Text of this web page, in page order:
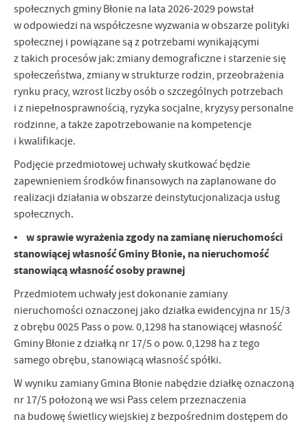
społecznych gminy Błonie na lata 2026-2029 powstał
w odpowiedzi na współczesne wyzwania w obszarze polityki
społecznej i powiązane są z potrzebami wynikającymi
z takich procesów jak: zmiany demograficzne i starzenie się
społeczeństwa, zmiany w strukturze rodzin, przeobrażenia
rynku pracy, wzrost liczby osób o szczególnych potrzebach
i z niepełnosprawnością, ryzyka socjalne, kryzysy personalne
rodzinne, a także zapotrzebowanie na kompetencje
i kwalifikacje.
Podjęcie przedmiotowej uchwały skutkować będzie
zapewnieniem środków finansowych na zaplanowane do
realizacji działania w obszarze deinstytucjonalizacja usług
społecznych.
• w sprawie wyrażenia zgody na zamianę nieruchomości
stanowiącej własność Gminy Błonie, na nieruchomość
stanowiącą własność osoby prawnej
Przedmiotem uchwały jest dokonanie zamiany
nieruchomości oznaczonej jako działka ewidencyjna nr 15/3
z obrębu 0025 Pass o pow. 0,1298 ha stanowiącej własność
Gminy Błonie z działką nr 17/5 o pow. 0,1298 ha z tego
samego obrębu, stanowiącą własność spółki.
W wyniku zamiany Gmina Błonie nabędzie działkę oznaczoną
nr 17/5 położoną we wsi Pass celem przeznaczenia
na budowę świetlicy wiejskiej z bezpośrednim dostępem do